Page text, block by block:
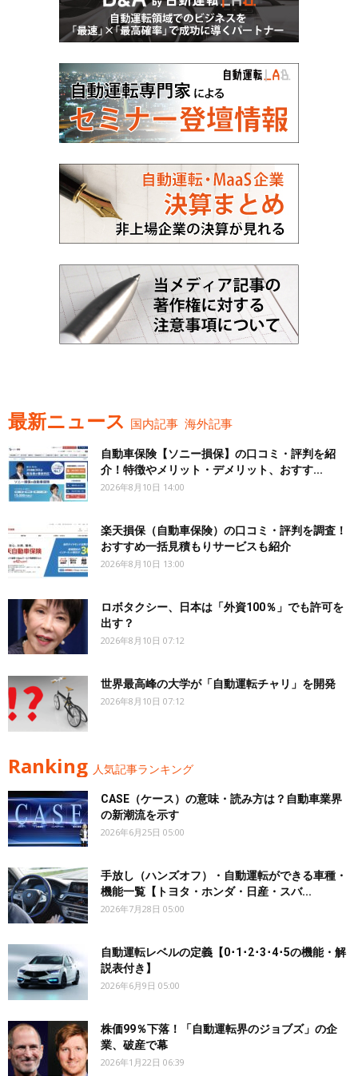
最新ニュース 国内記事 海外記事
自動車保険【ソニー損保】の口コミ・評判を紹
介！特徴やメリット・デメリット、おすす...
2026年8月10日 14:00
楽天損保（自動車保険）の口コミ・評判を調査！
おすすめ一括見積もりサービスも紹介
2026年8月10日 13:00
ロボタクシー、日本は「外資100％」でも許可を
出す？
2026年8月10日 07:12
世界最高峰の大学が「自動運転チャリ」を開発
2026年8月10日 07:12
Ranking 人気記事ランキング
CASE（ケース）の意味・読み方は？自動車業界
の新潮流を示す
2026年6月25日 05:00
手放し（ハンズオフ）・自動運転ができる車種・
機能一覧【トヨタ・ホンダ・日産・スバ...
2026年7月28日 05:00
自動運転レベルの定義【0･1･2･3･4･5の機能・解
説表付き】
2026年6月9日 05:00
株価99％下落！「自動運転界のジョブズ」の企
業、破産で幕
2026年1月22日 06:39